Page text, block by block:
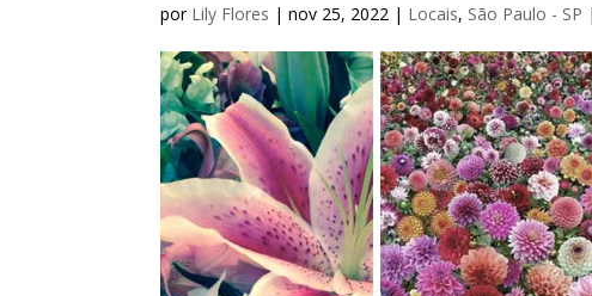
por Lily Flores |nov 25, 2022 | Locais, São Paulo - SP |